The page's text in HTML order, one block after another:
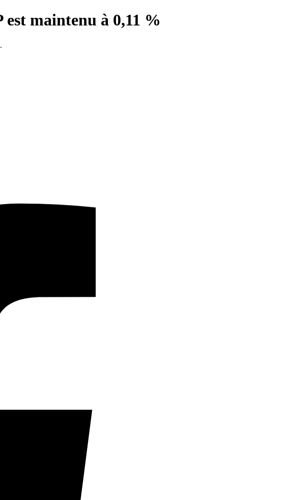
maintenu à 0,11 %